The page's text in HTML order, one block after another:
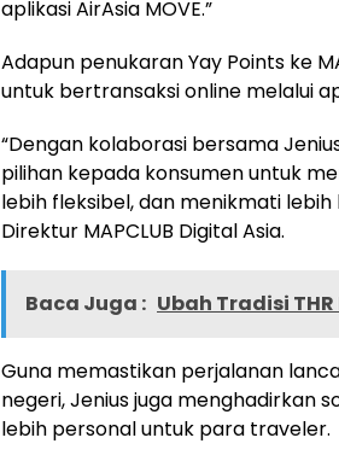
aplikasi AirAsia MOVE.”
Adapun penukaran Yay Points ke
untuk bertransaksi online melalui
“Dengan kolaborasi bersama
pilihan kepada konsumen untuk
lebih fleksibel, dan menikmati
Direktur MAPCLUB Digital Asia.
Baca Juga : Ubah Tradisi
Guna memastikan perjalanan
negeri, Jenius juga menghadirkan
lebih personal untuk para traveler.